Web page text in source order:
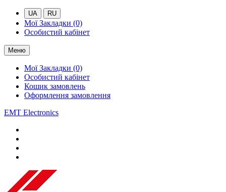
UA RU
Мої Закладки (0)
Особистий кабінет
Меню
Мої Закладки (0)
Особистий кабінет
Кошик замовлень
Оформлення замовлення
EMT Electronics